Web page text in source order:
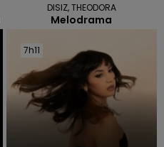
DISIZ, THEODORA
Melodrama
7h11
7h11